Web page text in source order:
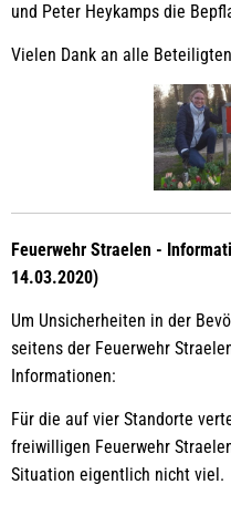
und Peter Heykamps die
Vielen Dank an alle
Feuerwehr Straelen -
14.03.2020)
Um Unsicherheiten in der
seitens der Feuerwehr
Informationen:
Für die auf vier Standorte
freiwilligen Feuerwehr
Situation eigentlich nicht viel.